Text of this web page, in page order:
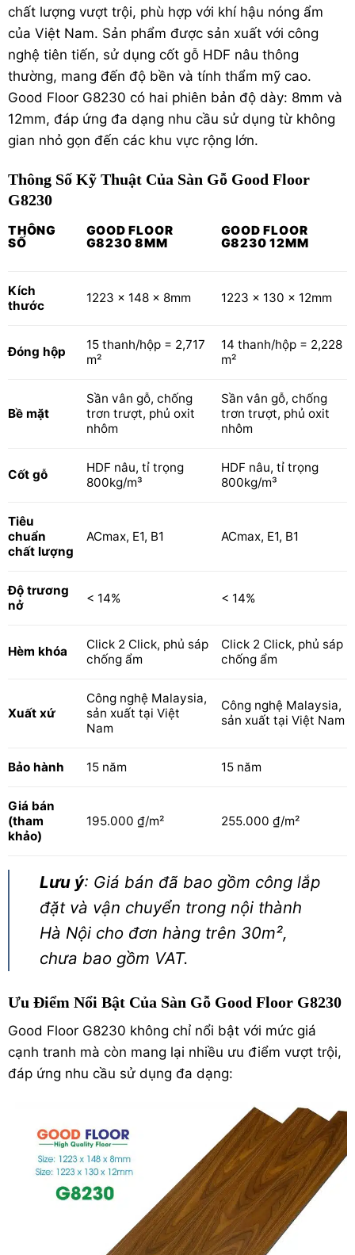
chất lượng vượt trội, phù hợp với khí hậu nóng ẩm
của Việt Nam. Sản phẩm được sản xuất với công
nghệ tiên tiến, sử dụng cốt gỗ HDF nâu thông
thường, mang đến độ bền và tính thẩm mỹ cao.
Good Floor G8230 có hai phiên bản độ dày: 8mm và
12mm, đáp ứng đa dạng nhu cầu sử dụng từ không
gian nhỏ gọn đến các khu vực rộng lớn.
Thông Số Kỹ Thuật Của Sàn Gỗ Good Floor
G8230
THÔNG
SỐ
GOOD FLOOR
G8230 8MM
GOOD FLOOR
G8230 12MM
Kích
thước
1223 x 148 x 8mm 1223 x 130 x 12mm
Đóng hộp
15 thanh/hộp = 2,717
m²
14 thanh/hộp = 2,228
m²
Bề mặt
Sần vân gỗ, chống
trơn trượt, phủ oxit
nhôm
Sần vân gỗ, chống
trơn trượt, phủ oxit
nhôm
Cốt gỗ
HDF nâu, tỉ trọng
800kg/m³
HDF nâu, tỉ trọng
800kg/m³
Tiêu
chuẩn
chất lượng
ACmax, E1, B1 ACmax, E1, B1
Độ trương
nở
< 14% < 14%
Hèm khóa
Click 2 Click, phủ sáp
chống ẩm
Click 2 Click, phủ sáp
chống ẩm
Xuất xứ
Công nghệ Malaysia,
sản xuất tại Việt
Nam
Công nghệ Malaysia,
sản xuất tại Việt Nam
Bảo hành 15 năm 15 năm
Giá bán
(tham
khảo)
195.000 ₫/m² 255.000 ₫/m²
Lưu ý: Giá bán đã bao gồm công lắp
đặt và vận chuyển trong nội thành
Hà Nội cho đơn hàng trên 30m²,
chưa bao gồm VAT.
Ưu Điểm Nổi Bật Của Sàn Gỗ Good Floor G8230
Good Floor G8230 không chỉ nổi bật với mức giá
cạnh tranh mà còn mang lại nhiều ưu điểm vượt trội,
đáp ứng nhu cầu sử dụng đa dạng: